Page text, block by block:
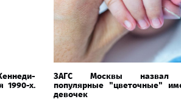
1990-х.
ЗАГС Москвы назвал
популярные "цветочные"
девочек